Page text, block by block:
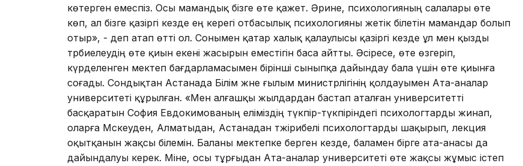
көтерген емеспіз. Осы мамандық бізге өте қажет. Әрине, психологияның салалары өте
көп, ал бізге қазіргі кезде ең керегі отбасылық психологияны жетік білетін мамандар болып
отыр», - деп атап өтті ол. Сонымен қатар халық қалаулысы қазіргі кезде ұл мен қызды
тәрбиелеудің өте қиын екені жасырын еместігін баса айтты. Әсіресе, өте өзгеріп,
күрделенген мектеп бағдарламасымен бірінші сыныпқа дайындау бала үшін өте қиынға
соғады. Сондықтан Астанада Білім және ғылым министрлігінің қолдауымен Ата-аналар
университеті құрылған. «Мен алғашқы жылдардан бастап аталған университетті
басқаратын София Евдокимованың еліміздің түкпір-түкпіріндегі психологтарды жинап,
оларға Мәскеуден, Алматыдан, Астанадан тәжірибелі психологтарды шақырып, лекция
оқытқанын жақсы білемін. Баланы мектепке берген кезде, баламен бірге ата-анасы да
дайындалуы керек. Міне, осы тұрғыдан Ата-аналар университеті өте жақсы жұмыс істеп